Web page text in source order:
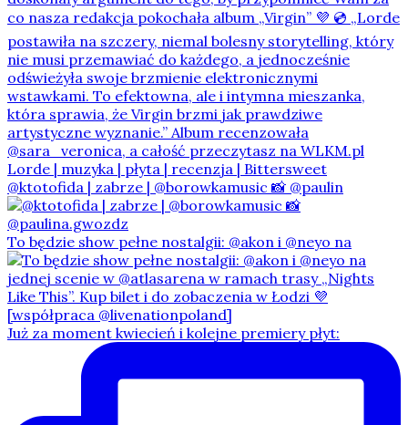
@ktotofida | zabrze | @borowkamusic 📸 @paulin
To będzie show pełne nostalgii: @akon i @neyo na
Już za moment kwiecień i kolejne premiery płyt: